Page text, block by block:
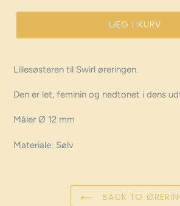
LÆG I KURV
Lillesøsteren til Swirl øreringen.
Den er let, feminin og nedtonet i dens
Måler Ø 12 mm
Materiale: Sølv
BACK TO